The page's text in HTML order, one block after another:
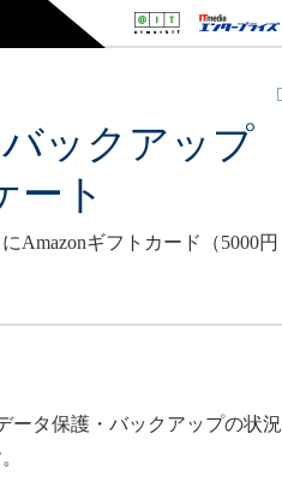
バックアップ
ート
Amazonギフトカード（5000円
ータ保護・バックアップの状況